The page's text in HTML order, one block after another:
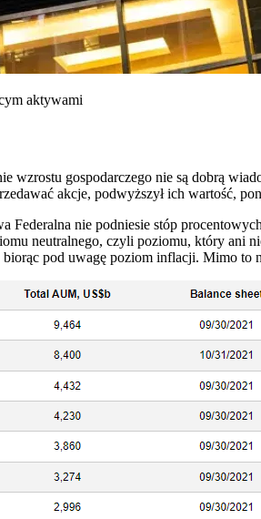
aktywami
wzrostu gospodarczego nie są dobrą
akcje, podwyższył ich wartość,
Federalna nie podniesie stóp
neutralnego, czyli poziomu, który ani
pod uwagę poziom inflacji. Mimo